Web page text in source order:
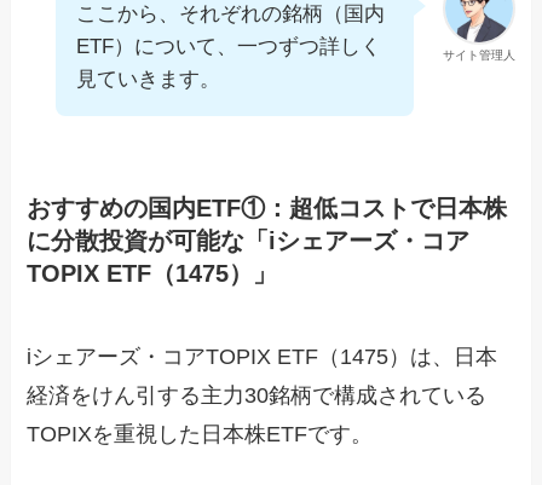
サイト管理人
ここから、それぞれの銘柄（国内
ETF）について、一つずつ詳しく
見ていきます。
おすすめの国内ETF①：超低コストで日本株
に分散投資が可能な「iシェアーズ・コア
TOPIX ETF（1475）」
iシェアーズ・コアTOPIX ETF（1475）は、日本
経済をけん引する主力30銘柄で構成されている
TOPIXを重視した日本株ETFです。